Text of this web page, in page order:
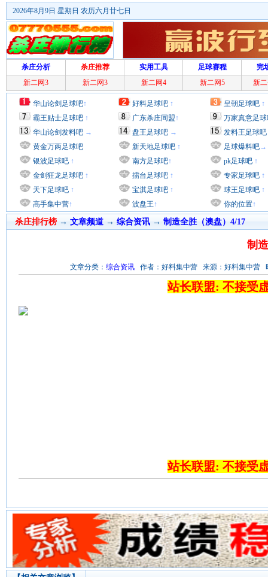
2026年8月9日 星期日 农历六月廿七日
杀庄分析 杀庄推荐 实用工具 足球赛程
完
新二网3
新二网3 新二网4 新二网5 新
华山论剑足球吧↑
霸王贴士足球吧 ↑
华山论剑发料吧 →
黄金万两足球吧
银波足球吧 ↑
金剑狂龙足球吧 ↑
天下足球吧 ↑
高手集中营↑
好料足球吧 ↑
广东杀庄同盟↑
盘王足球吧 →
新天地足球吧 ↑
南方足球吧↑
擂台足球吧 ↑
宝淇足球吧 ↑
波盘王↑
皇朝足球吧 ↑
万家真意足
发料王足球吧
足球爆料吧→
pk足球吧 ↑
专家足球吧 ↑
球王足球吧 ↑
你的位置↑
杀庄排行榜 → 文章频道→ 综合资讯 → 制造全胜（澳盘）4/17
制
文章分类： 综合资讯 作者：好料集中营 来源：好料集中营
站长联盟: 不接受
站长联盟: 不接受